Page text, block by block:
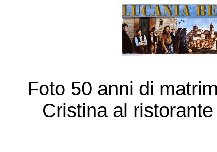
Foto 50 anni di
Cristina al